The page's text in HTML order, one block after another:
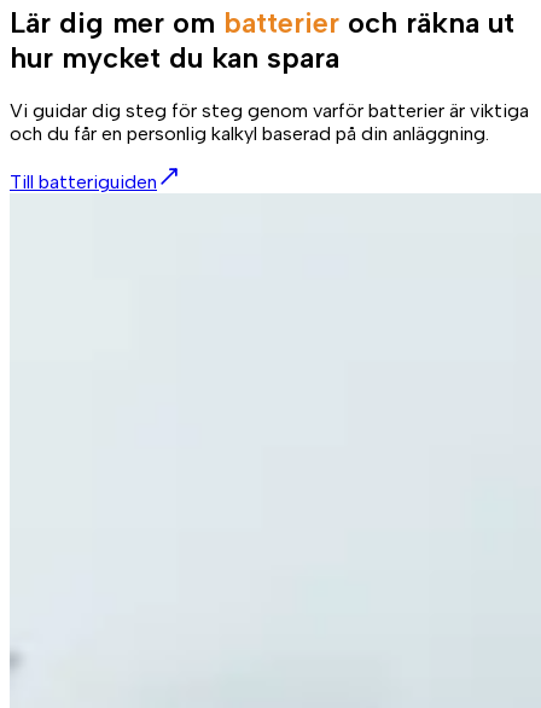
Lär dig mer om batterier och räkna ut
hur mycket du kan spara
Vi guidar dig steg för steg genom varför batterier är viktiga
och du får en personlig kalkyl baserad på din anläggning.
Till batteriguiden